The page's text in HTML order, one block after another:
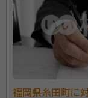
年間面談件数は
談下さい。豊富な
ができる自信と豊
所属団体： 福岡県行
福岡県糸田町に